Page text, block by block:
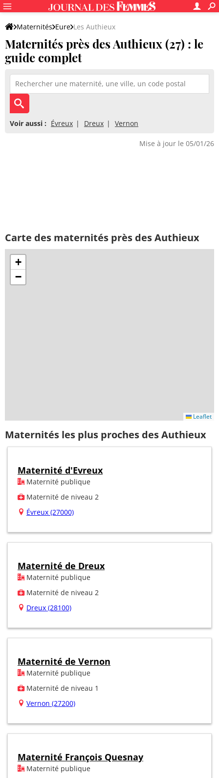
Maternités Eure Les Authieux
Maternités près des Authieux (27) : le
guide complet
Voir aussi : Évreux Dreux Vernon
Mise à jour le 05/01/26
Carte des maternités près des Authieux
+
−
Leaflet
Maternités les plus proches des Authieux
Maternité d'Evreux
Maternité publique
Maternité de niveau 2
Évreux (27000)
Maternité de Dreux
Maternité publique
Maternité de niveau 2
Dreux (28100)
Maternité de Vernon
Maternité publique
Maternité de niveau 1
Vernon (27200)
Maternité François Quesnay
Maternité publique